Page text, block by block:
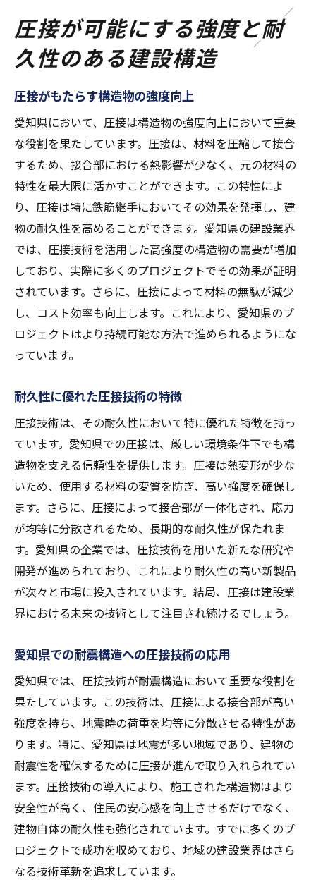
圧接が可能にする強度と耐
久性のある建設構造
圧接がもたらす構造物の強度向上
愛知県において、圧接は構造物の強度向上において重要
な役割を果たしています。圧接は、材料を圧縮して接合
するため、接合部における熱影響が少なく、元の材料の
特性を最大限に活かすことができます。この特性によ
り、圧接は特に鉄筋継手においてその効果を発揮し、建
物の耐久性を高めることができます。愛知県の建設業界
では、圧接技術を活用した高強度の構造物の需要が増加
しており、実際に多くのプロジェクトでその効果が証明
されています。さらに、圧接によって材料の無駄が減少
し、コスト効率も向上します。これにより、愛知県のプ
ロジェクトはより持続可能な方法で進められるようにな
っています。
耐久性に優れた圧接技術の特徴
圧接技術は、その耐久性において特に優れた特徴を持っ
ています。愛知県での圧接は、厳しい環境条件下でも構
造物を支える信頼性を提供します。圧接は熱変形が少な
いため、使用する材料の変質を防ぎ、高い強度を確保し
ます。さらに、圧接によって接合部が一体化され、応力
が均等に分散されるため、長期的な耐久性が保たれま
す。愛知県の企業では、圧接技術を用いた新たな研究や
開発が進められており、これにより耐久性の高い新製品
が次々と市場に投入されています。結局、圧接は建設業
界における未来の技術として注目され続けるでしょう。
愛知県での耐震構造への圧接技術の応用
愛知県では、圧接技術が耐震構造において重要な役割を
果たしています。この技術は、圧接による接合部が高い
強度を持ち、地震時の荷重を均等に分散させる特性があ
ります。特に、愛知県は地震が多い地域であり、建物の
耐震性を確保するために圧接が進んで取り入れられてい
ます。圧接技術の導入により、施工された構造物はより
安全性が高く、住民の安心感を向上させるだけでなく、
建物自体の耐久性も強化されています。すでに多くのプ
ロジェクトで成功を収めており、地域の建設業界はさら
なる技術革新を追求しています。